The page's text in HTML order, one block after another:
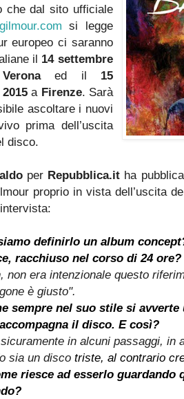
che dal sito ufficiale
si legge
europeo ci saranno
il 14 settembre
Veronaed il 15
a Firenze. Sarà
ascoltare i nuovi
prima dell’uscita
disco.
per Repubblica.it ha
proprio in vista dell’uscita
definirlo un album
racchiuso nel corso di 24 ore?
non era intenzionale questo
è giusto".
sempre nel suo stile si
il disco. E così?
in alcuni passaggi, in
sia un disco triste, al contrario
riesce ad esserlo guardando